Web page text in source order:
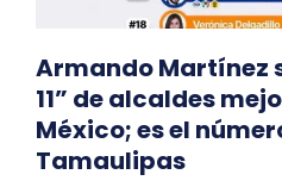
Armando Martínez
11” de alcaldes
México; es el
Tamaulipas